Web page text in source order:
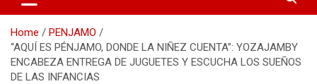
Home
PENJAMO
“AQUÍ ES PÉNJAMO, DONDE LA NIÑEZ CUENTA”: YOZAJAMBY
ENCABEZA ENTREGA DE JUGUETES Y ESCUCHA LOS SUEÑOS
DE LAS INFANCIAS